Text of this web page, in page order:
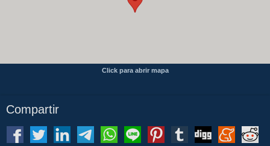
Click para abrir mapa
Compartir